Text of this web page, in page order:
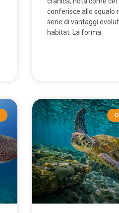
conferisce allo squalo
serie di vantaggi
habitat. La forma